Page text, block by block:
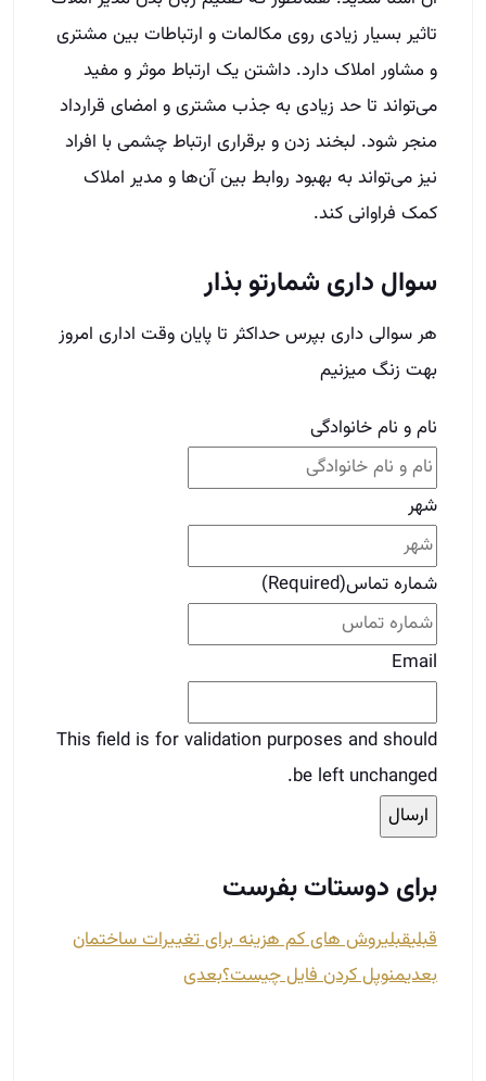
سوال داری شمارتو بذار
هر سوالی داری بپرس حداکثر تا پایان وقت اداری امروز
بهت زنگ میزنیم
نام و نام خانوادگی
شهر
شماره تماس(Required)
Email
This field is for validation purposes and should
be left unchanged.
برای دوستات بفرست
قبلیقبلیروش های کم هزینه برای تغییرات ساختمان
بعدیمنوپل کردن فایل چیست؟بعدی